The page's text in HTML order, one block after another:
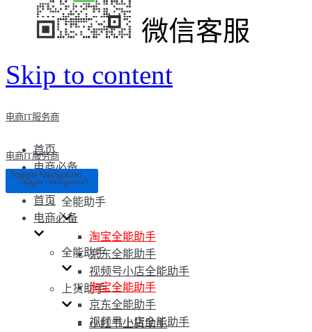
微信客服
Skip to content
电商IT服务商
首页
电商必备
全能助手
淘宝全能助手
京东全能助手
视频号小店全能助手
上货助手
小红书上货助手
电商IT服务商
Toggle Navigation
Toggle Navigation
首页
电商必备
全能助手
淘宝全能助手
京东全能助手
视频号小店全能助手